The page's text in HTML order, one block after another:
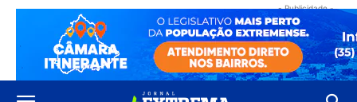
- Publicidade -